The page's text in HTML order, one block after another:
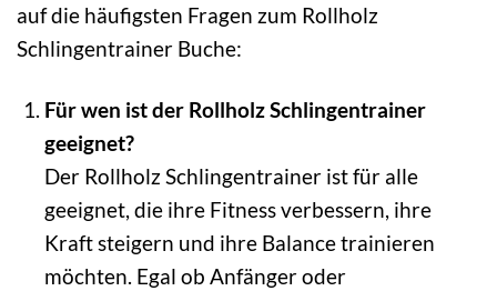
auf die häufigsten Fragen zum Rollholz
Schlingentrainer Buche:
Für wen ist der Rollholz Schlingentrainer
geeignet?
Der Rollholz Schlingentrainer ist für alle
geeignet, die ihre Fitness verbessern, ihre
Kraft steigern und ihre Balance trainieren
möchten. Egal ob Anfänger oder